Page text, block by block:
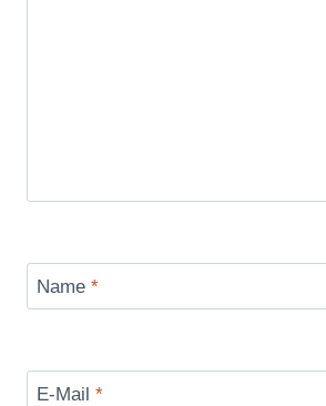
Name *
E-Mail *